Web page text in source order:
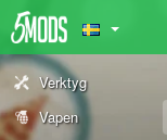
Verktyg
Vapen